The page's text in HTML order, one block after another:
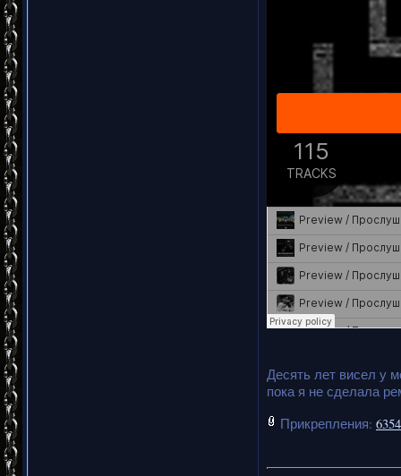
Десять лет висел у
пока я не сделала
Прикрепления: